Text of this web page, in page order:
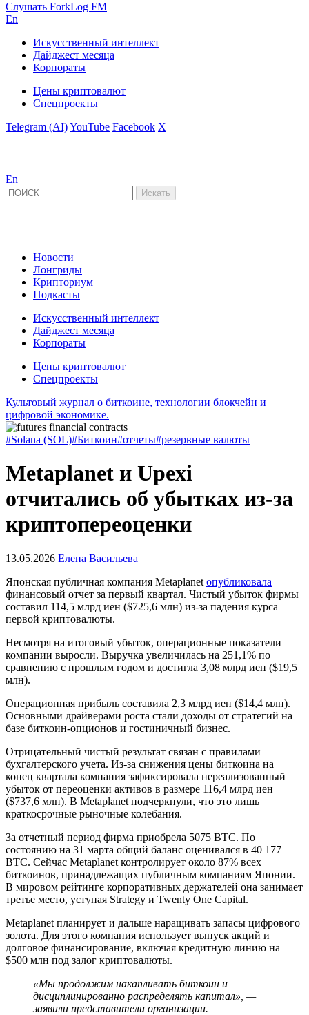
Слушать ForkLog FM
En
Искусственный интеллект
Дайджест месяца
Корпораты
Цены криптовалют
Спецпроекты
Telegram (AI)YouTube Facebook X
En
Новости
Лонгриды
Крипториум
Подкасты
Искусственный интеллект
Дайджест месяца
Корпораты
Цены криптовалют
Спецпроекты
Культовый журнал о биткоине, технологии блокчейн и
цифровой экономике.
#Solana (SOL)#Биткоин#отчеты#резервные валюты
Metaplanet и Upexi
отчитались об убытках из-за
криптопереоценки
13.05.2026 Елена Васильева
Японская публичная компания Metaplanet опубликовала
финансовый отчет за первый квартал. Чистый убыток фирмы
составил 114,5 млрд иен ($725,6 млн) из-за падения курса
первой криптовалюты.
Несмотря на итоговый убыток, операционные показатели
компании выросли. Выручка увеличилась на 251,1% по
сравнению с прошлым годом и достигла 3,08 млрд иен ($19,5
млн).
Операционная прибыль составила 2,3 млрд иен ($14,4 млн).
Основными драйверами роста стали доходы от стратегий на
базе биткоин-опционов и гостиничный бизнес.
Отрицательный чистый результат связан с правилами
бухгалтерского учета. Из-за снижения цены биткоина на
конец квартала компания зафиксировала нереализованный
убыток от переоценки активов в размере 116,4 млрд иен
($737,6 млн). В Metaplanet подчеркнули, что это лишь
краткосрочные рыночные колебания.
За отчетный период фирма приобрела 5075 BTC. По
состоянию на 31 марта общий баланс оценивался в 40 177
BTC. Сейчас Metaplanet контролирует около 87% всех
биткоинов, принадлежащих публичным компаниям Японии.
В мировом рейтинге корпоративных держателей она занимает
третье место, уступая Strategy и Twenty One Capital.
Metaplanet планирует и дальше наращивать запасы цифрового
золота. Для этого компания использует выпуск акций и
долговое финансирование, включая кредитную линию на
$500 млн под залог криптовалюты.
«Мы продолжим накапливать биткоин и
дисциплинированно распределять капитал», —
заявили представители организации.